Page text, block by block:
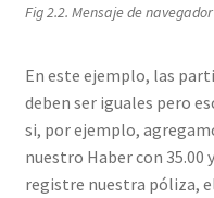
Fig 2.2. Mensaje de navegador
En este ejemplo, las
deben ser iguales pero
si, por ejemplo,
nuestro Haber con 35.00
registre nuestra póliza,